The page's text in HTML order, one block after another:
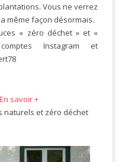
Vous ne verrez
même façon désormais.
« zéro déchet » et «
Instagram et
En savoir +
naturels et zéro déchet